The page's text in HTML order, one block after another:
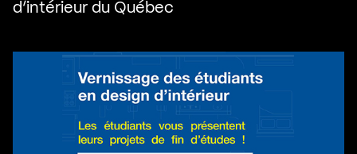
d’intérieur du Québec